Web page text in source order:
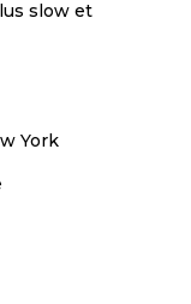
slow et
York